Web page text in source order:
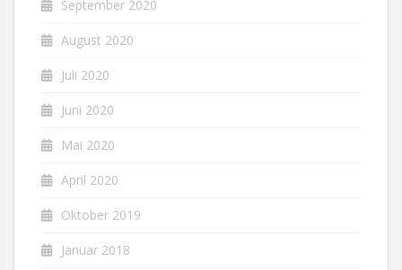
September 2020
August 2020
Juli 2020
Juni 2020
Mai 2020
April 2020
Oktober 2019
Januar 2018